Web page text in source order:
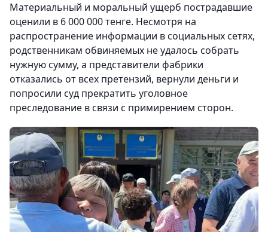
Материальный и моральный ущерб пострадавшие
оценили в 6 000 000 тенге. Несмотря на
распространение информации в социальных сетях,
родственникам обвиняемых не удалось собрать
нужную сумму, а представители фабрики
отказались от всех претензий, вернули деньги и
попросили суд прекратить уголовное
преследование в связи с примирением сторон.